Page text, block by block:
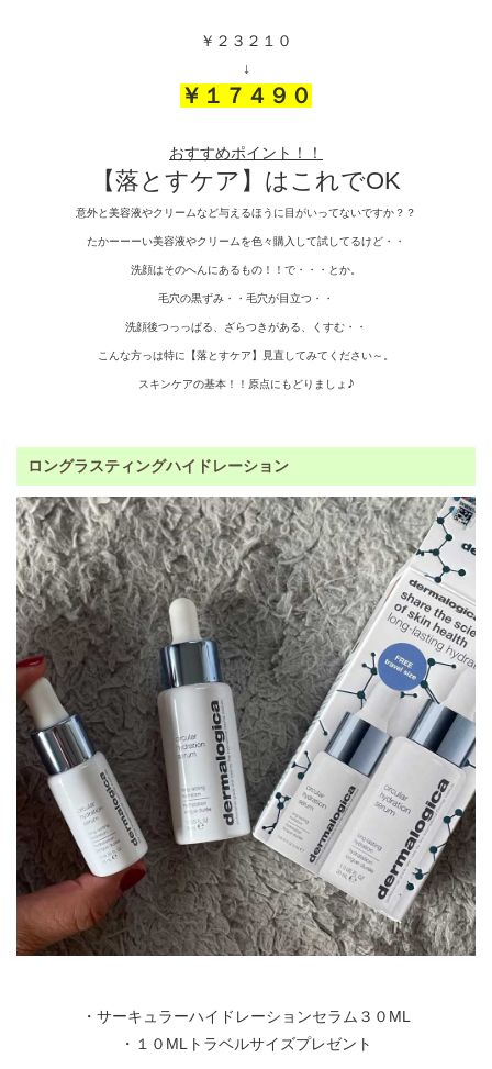
￥２３２１０
↓
￥１７４９０
おすすめポイント！！
【落とすケア】はこれでOK
意外と美容液やクリームなど与えるほうに目がいってないですか？？
たかーーーい美容液やクリームを色々購入して試してるけど・・
洗顔はそのへんにあるもの！！で・・・とか。
毛穴の黒ずみ・・毛穴が目立つ・・
洗顔後つっっぱる、ざらつきがある、くすむ・・
こんな方っは特に【落とすケア】見直してみてください～。
スキンケアの基本！！原点にもどりましょ ♪
ロングラスティングハイドレーション
・サーキュラーハイドレーションセラム３０ML
・１０MLトラベルサイズプレゼント